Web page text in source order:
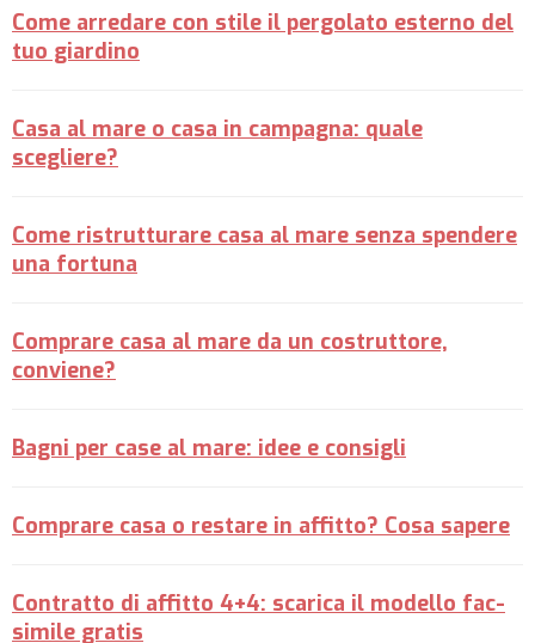
Come arredare con stile il pergolato esterno del
tuo giardino
Casa al mare o casa in campagna: quale
scegliere?
Come ristrutturare casa al mare senza spendere
una fortuna
Comprare casa al mare da un costruttore,
conviene?
Bagni per case al mare: idee e consigli
Comprare casa o restare in affitto? Cosa sapere
Contratto di affitto 4+4: scarica il modello fac-
simile gratis